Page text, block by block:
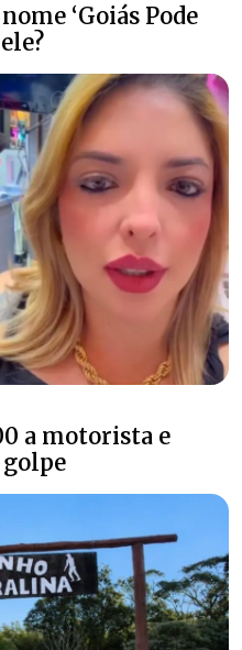
‘Goiás Pode
a motorista e
golpe